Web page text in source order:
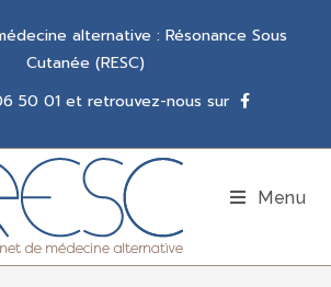
alternative : Résonance Sous
Cutanée (RESC)
50 01 et retrouvez-nous sur
Menu